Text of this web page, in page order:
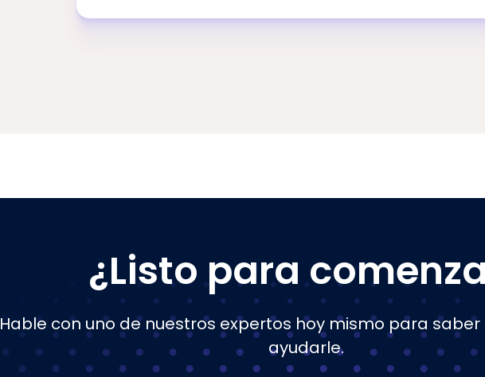
¿Listo para
Hable con uno de nuestros expertos hoy mismo para
ayudarle.